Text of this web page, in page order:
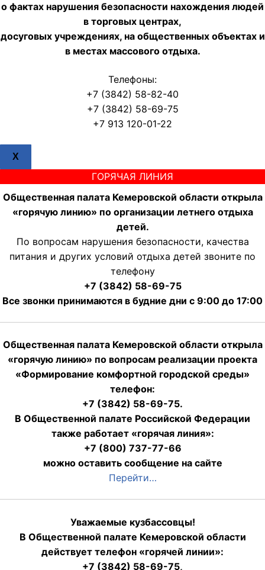
о фактах нарушения безопасности нахождения людей
в торговых центрах,
досуговых учреждениях, на общественных объектах и
в местах массового отдыха.
Телефоны:
+7 (3842) 58-82-40
+7 (3842) 58-69-75
+7 913 120-01-22
X
ГОРЯЧАЯ ЛИНИЯ
Общественная палата Кемеровской области открыла
«горячую линию» по организации летнего отдыха
детей.
По вопросам нарушения безопасности, качества
питания и других условий отдыха детей звоните по
телефону
+7 (3842) 58-69-75
Все звонки принимаются в будние дни с 9:00 до 17:00
Общественная палата Кемеровской области открыла
«горячую линию» по вопросам реализации проекта
«Формирование комфортной городской среды»
телефон:
+7 (3842) 58-69-75.
В Общественной палате Российской Федерации
также работает «горячая линия»:
+7 (800) 737-77-66
можно оставить сообщение на сайте
Перейти…
Уважаемые кузбассовцы!
В Общественной палате Кемеровской области
действует телефон «горячей линии»:
+7 (3842) 58-69-75,